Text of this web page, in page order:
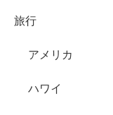
旅行
アメリカ
ハワイ